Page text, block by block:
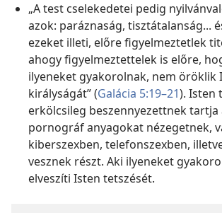
„A test cselekedetei pedig
azok: paráznaság, tisztátalanság...
ezeket illeti, előre figyelmeztetlek
ahogy figyelmeztettelek is előre,
ilyeneket gyakorolnak, nem öröklik
királyságát” (Galácia 5:19–21). Isten
erkölcsileg beszennyezettnek tartja
pornográf anyagokat nézegetnek,
kiberszexben, telefonszexben,
vesznek részt. Aki ilyeneket
elveszíti Isten tetszését.